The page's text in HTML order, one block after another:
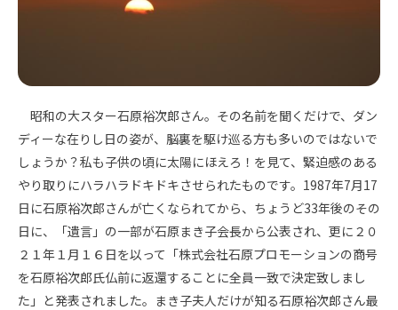
昭和の大スター石原裕次郎さん。その名前を聞くだけで、ダン
ディーな在りし日の姿が、脳裏を駆け巡る方も多いのではないで
しょうか？私も子供の頃に太陽にほえろ！を見て、緊迫感のある
やり取りにハラハラドキドキさせられたものです。1987年7月17
日に石原裕次郎さんが亡くなられてから、ちょうど33年後のその
日に、「遺言」の一部が石原まき子会長から公表され、更に２０
２１年１月１６日を以って「株式会社石原プロモーションの商号
を石原裕次郎氏仏前に返還することに全員一致で決定致しまし
た」と発表されました。まき子夫人だけが知る石原裕次郎さん最